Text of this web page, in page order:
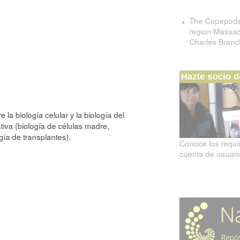
la biología celular y la biología del
(biología de células madre,
de transplantes).
The
region
Charles
Hazte socio
Conoce los
cuenta de